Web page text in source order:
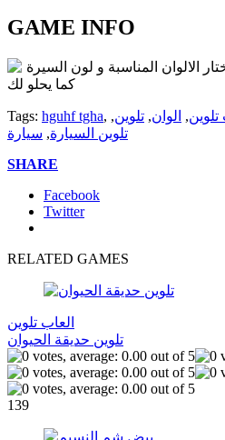
GAME INFO
الالوان المناسبة و لون السيرة
كما يحلو لك
Tags: hguhf tgha, تلوين, الوان, تلوين,
تلوين السيارة, سيارة
SHARE
Facebook
Twitter
RELATED GAMES
العاب تلوين
تلوين حديقة الحيوان
139